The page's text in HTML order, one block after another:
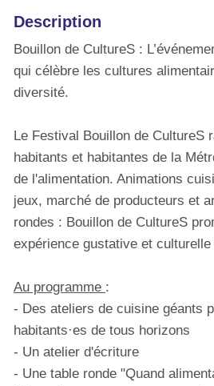
Description
Bouillon de CultureS :
qui célèbre les cultures
diversité.
Le Festival Bouillon de CultureS
habitants et habitantes de la
de l'alimentation. Animations
jeux, marché de producteurs et
rondes : Bouillon de CultureS
expérience gustative et culturelle
Au programme :
- Des ateliers de cuisine géants
habitants·es de tous horizons
- Un atelier d'écriture
- Une table ronde "Quand